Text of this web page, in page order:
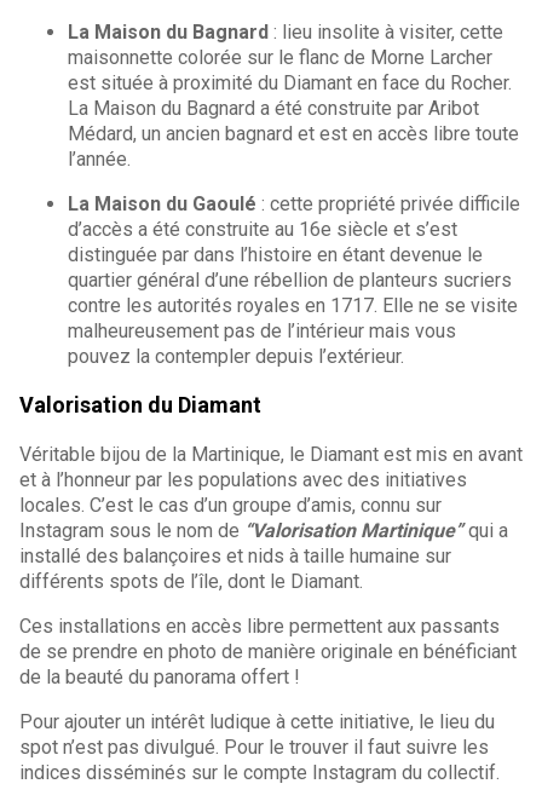
La Maison du Bagnard : lieu insolite à visiter, cette
maisonnette colorée sur le flanc de Morne Larcher
est située à proximité du Diamant en face du Rocher.
La Maison du Bagnard a été construite par Aribot
Médard, un ancien bagnard et est en accès libre toute
l’année.
La Maison du Gaoulé : cette propriété privée difficile
d’accès a été construite au 16e siècle et s’est
distinguée par dans l’histoire en étant devenue le
quartier général d’une rébellion de planteurs sucriers
contre les autorités royales en 1717. Elle ne se visite
malheureusement pas de l’intérieur mais vous
pouvez la contempler depuis l’extérieur.
Valorisation du Diamant
Véritable bijou de la Martinique, le Diamant est mis en avant
et à l’honneur par les populations avec des initiatives
locales. C’est le cas d’un groupe d’amis, connu sur
Instagram sous le nom de “Valorisation Martinique”qui a
installé des balançoires et nids à taille humaine sur
différents spots de l’île, dont le Diamant.
Ces installations en accès libre permettent aux passants
de se prendre en photo de manière originale en bénéficiant
de la beauté du panorama offert !
Pour ajouter un intérêt ludique à cette initiative, le lieu du
spot n’est pas divulgué. Pour le trouver il faut suivre les
indices disséminés sur le compte Instagram du collectif.